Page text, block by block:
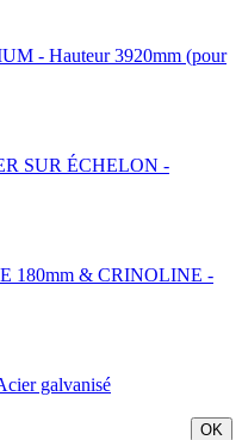
- Hauteur 3920mm (pour
SUR ÉCHELON -
180mm & CRINOLINE -
galvanisé
OK